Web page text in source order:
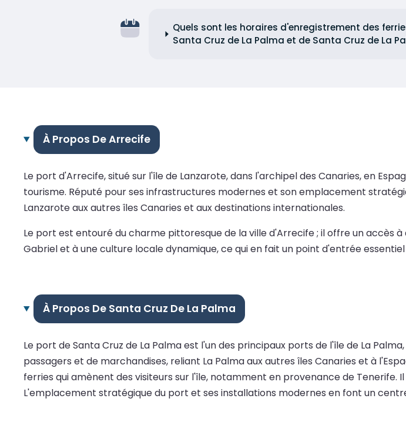
Quels sont les horaires d'enregistrement des
Santa Cruz de La Palma et de Santa Cruz de La
À Propos De Arrecife
Le port d'Arrecife, situé sur l'île de Lanzarote, dans l'archipel des Canaries, en
tourisme. Réputé pour ses infrastructures modernes et son emplacement
Lanzarote aux autres îles Canaries et aux destinations internationales.
Le port est entouré du charme pittoresque de la ville d'Arrecife ; il offre un accès
Gabriel et à une culture locale dynamique, ce qui en fait un point d'entrée
À Propos De Santa Cruz De La Palma
Le port de Santa Cruz de La Palma est l'un des principaux ports de l'île de La
passagers et de marchandises, reliant La Palma aux autres îles Canaries et à
ferries qui amènent des visiteurs sur l'île, notamment en provenance de
L'emplacement stratégique du port et ses installations modernes en font un